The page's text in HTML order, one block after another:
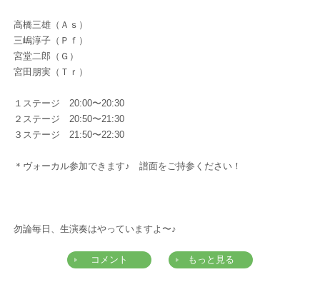
高橋三雄（Ａｓ）
三嶋淳子（Ｐｆ）
宮堂二郎（Ｇ）
宮田朋実（Ｔｒ）
１ステージ 20:00〜20:30
２ステージ 20:50〜21:30
３ステージ 21:50〜22:30
＊ヴォーカル参加できます♪ 譜面をご持参ください！
勿論毎日、生演奏はやっていますよ〜♪
コメント もっと見る